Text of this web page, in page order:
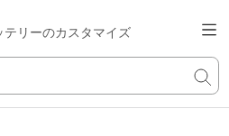
テリーのカスタマイズ